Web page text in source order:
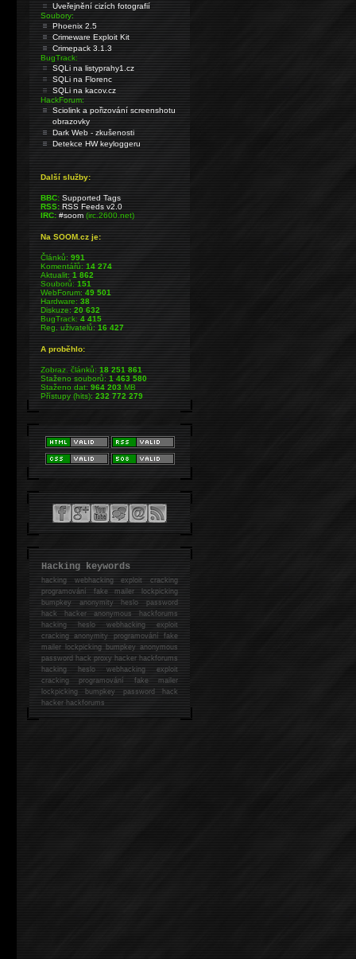
Uveřejnění cizích fotografií
Soubory:
Phoenix 2.5
Crimeware Exploit Kit
Crimepack 3.1.3
BugTrack:
SQLi na listyprahy1.cz
SQLi na Florenc
SQLi na kacov.cz
HackForum:
Sciolink a pořizování screenshotu
obrazovky
Dark Web - zkušenosti
Detekce HW keyloggeru
Další služby:
BBC: Supported Tags
RSS: RSS Feeds v2.0
IRC: #soom(irc.2600.net)
Na SOOM.cz je:
Článků:991
Komentářů:14 274
Aktualit:1 862
Souborů:151
WebForum:49 501
Hardware:38
Diskuze:20 632
BugTrack:4 415
Reg. uživatelů:16 427
A proběhlo:
Zobraz. článků:18 251 861
Staženo souborů:1 463 580
Staženo dat:964 203MB
Přístupy (hits):232 772 279
Hacking keywords
hackingwebhacking exploit cracking
programování fake mailer lockpicking
bumpkey anonymity heslo password
hackhacker anonymous hackforums
hackingheslo webhacking exploit
cracking anonymity programování fake
mailer lockpicking bumpkey anonymous
password hack proxy hacker hackforums
hacking heslo webhacking exploit
cracking programování fake mailer
lockpicking bumpkey password hack
hackerhackforums